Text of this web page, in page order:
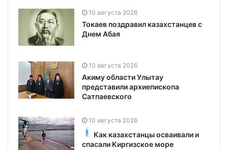
10 августа 2026
Токаев поздравил казахстанцев с
Днем Абая
10 августа 2026
Акиму области Улытау
представили архиепископа
Сатпаевского
10 августа 2026
Как казахстанцы осваивали и
спасали Киргизское море